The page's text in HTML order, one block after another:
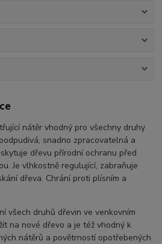
nátěr vhodný pro všechny druhy
snadno zpracovatelná a
dřevu přírodní ochranu před
Je vlhkostně regulující, zabraňuje
dřeva. Chrání proti plísním a
všech druhů dřevin ve venkovním
na nové dřevo a je též vhodný k
nátěrů a povětrností opotřebených